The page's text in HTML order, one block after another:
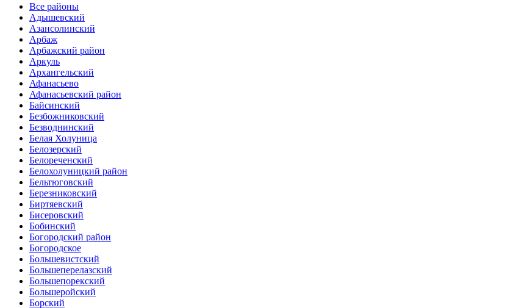
Все районы
Адышевский
Азансолинский
Арбаж
Арбажский район
Аркуль
Архангельский
Афанасьево
Афанасьевский район
Байсинский
Безбожниковский
Безводнинский
Белая Холуница
Белозерский
Белореченский
Белохолуницкий район
Бельтюговский
Березниковский
Биртяевский
Бисеровский
Бобинский
Богородский район
Богородское
Большевистский
Большеперелазский
Большепорекский
Большеройский
Борский